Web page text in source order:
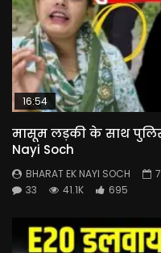
16:54
मासूम लड़की के साथ
Nayi Soch
BHARAT EK NAYI SOCH
33
41.1K 695